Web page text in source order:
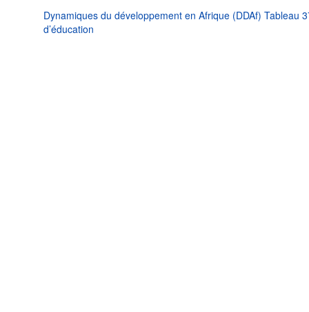
Dynamiques du développement en Afrique (DDAf) Tableau
d’éducation